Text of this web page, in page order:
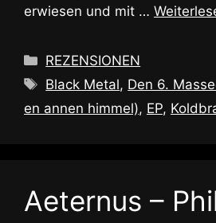
erwiesen und mit …
Kategorien
REZENSIONEN
Schlagwörter
Black Metal, Den 6.
en annen himmel), EP,
Aeternus –